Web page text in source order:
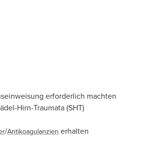
erforderlich machten
Hirn-Traumata (SHT)
/Antikoagulanzien erhalten